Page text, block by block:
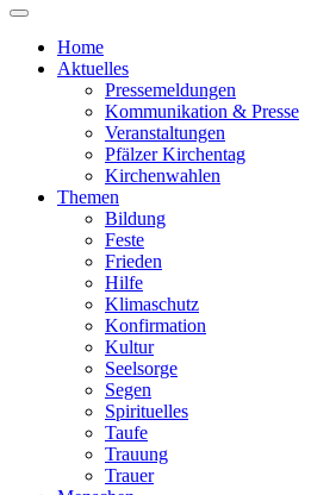
Home
Aktuelles
Pressemeldungen
Kommunikation & Presse
Veranstaltungen
Pfälzer Kirchentag
Kirchenwahlen
Themen
Bildung
Feste
Frieden
Hilfe
Klimaschutz
Konfirmation
Kultur
Seelsorge
Segen
Spirituelles
Taufe
Trauung
Trauer